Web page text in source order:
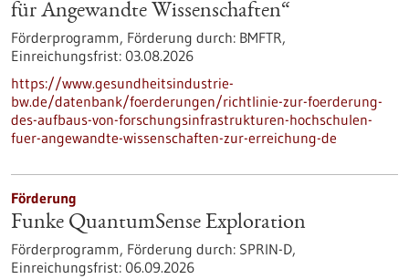
für Angewandte Wissenschaften“
Förderprogramm, Förderung durch: BMFTR,
Einreichungsfrist: 03.08.2026
https://www.gesundheitsindustrie-
bw.de/datenbank/foerderungen/richtlinie-zur-foerderung-
des-aufbaus-von-forschungsinfrastrukturen-hochschulen-
fuer-angewandte-wissenschaften-zur-erreichung-de
Förderung
Funke QuantumSense Exploration
Förderprogramm, Förderung durch: SPRIN-D,
Einreichungsfrist: 06.09.2026